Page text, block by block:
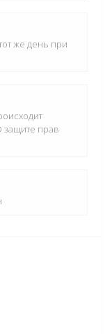
же день при
защите прав